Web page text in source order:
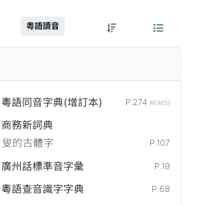
粵語讀音
粵語同音字典(增訂本) P.274 #09459
商務新詞典
叟的古體字
P.107
廣州話標準音字彙 P.19
粵語查音識字字典 P.68